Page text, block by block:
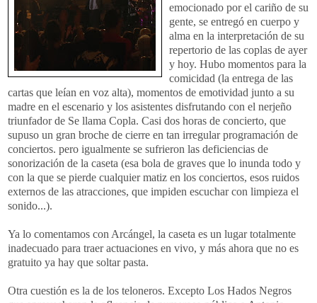
emocionado por el cariño de su
gente, se entregó en cuerpo y
alma en la interpretación de su
repertorio de las coplas de ayer
y hoy. Hubo momentos para la
comicidad (la entrega de las
cartas que leían en voz alta), momentos de emotividad junto a su
madre en el escenario y los asistentes disfrutando con el nerjeño
triunfador de Se llama Copla. Casi dos horas de concierto, que
supuso un gran broche de cierre en tan irregular programación de
conciertos. pero igualmente se sufrieron las deficiencias de
sonorización de la caseta (esa bola de graves que lo inunda todo y
con la que se pierde cualquier matiz en los conciertos, esos ruidos
externos de las atracciones, que impiden escuchar con limpieza el
sonido...).
Ya lo comentamos con Arcángel, la caseta es un lugar totalmente
inadecuado para traer actuaciones en vivo, y más ahora que no es
gratuito ya hay que soltar pasta.
Otra cuestión es la de los teloneros. Excepto Los Hados Negros